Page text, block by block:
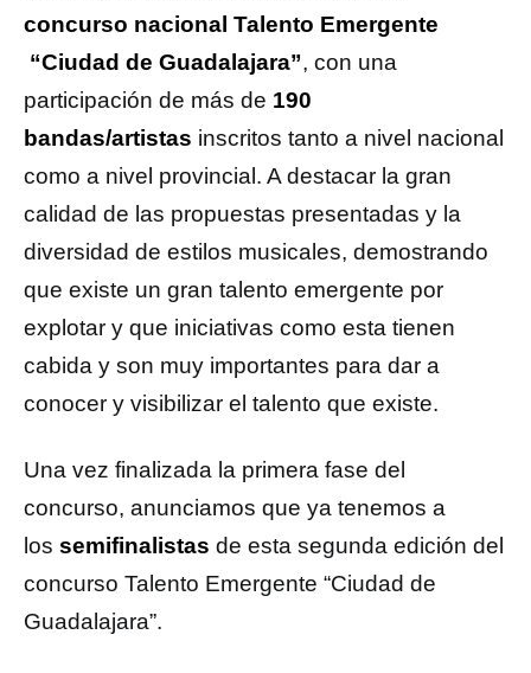
concurso nacional Talento Emergente
“Ciudad de Guadalajara”, con una
participación de más de 190
bandas/artistas inscritos tanto a nivel nacional
como a nivel provincial. A destacar la gran
calidad de las propuestas presentadas y la
diversidad de estilos musicales, demostrando
que existe un gran talento emergente por
explotar y que iniciativas como esta tienen
cabida y son muy importantes para dar a
conocer y visibilizar el talento que existe.
Una vez finalizada la primera fase del
concurso, anunciamos que ya tenemos a
los semifinalistas de esta segunda edición del
concurso Talento Emergente “Ciudad de
Guadalajara”.